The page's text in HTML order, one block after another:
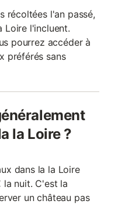
récoltées l'an passé,
Loire l'incluent.
pourrez accéder à
préférés sans
la Loire ?
dans la la Loire
la nuit. C'est la
un château pas